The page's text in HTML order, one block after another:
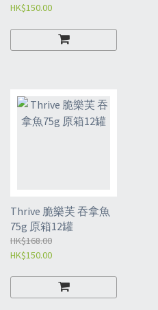
HK$150.00
Thrive 脆樂芙 吞拿魚
75g 原箱12罐
HK$168.00
HK$150.00